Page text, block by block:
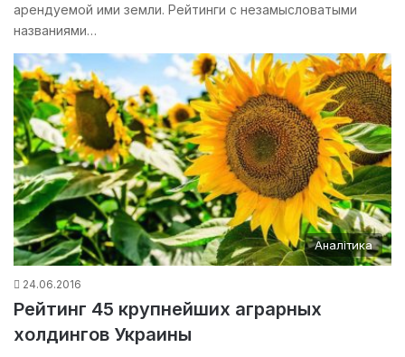
арендуемой ими земли. Рейтинги с незамысловатыми
названиями…
Аналітика
24.06.2016
Рейтинг 45 крупнейших аграрных
холдингов Украины